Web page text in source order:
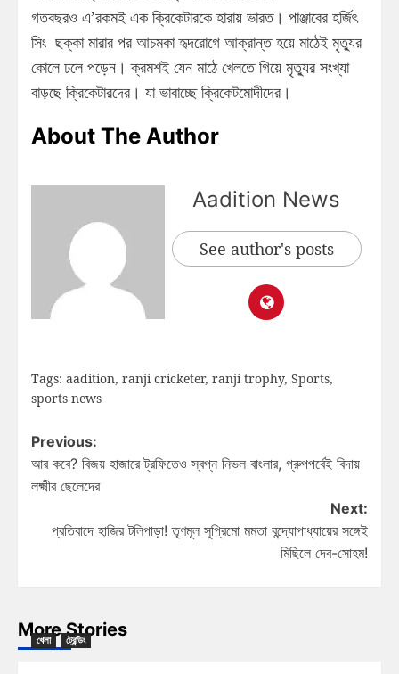
গতবছরও এ’রকমই এক ক্রিকেটারকে হারায় ভারত। পাঞ্জাবের হর্জিৎ
সিং ছক্কা মারার পর আচমকা হৃদরোগে আক্রান্ত হয়ে মাঠেই মৃত্যুর
কোলে ঢলে পড়েন। ক্রমশই যেন মাঠে খেলতে গিয়ে মৃত্যুর সংখ্যা
বাড়ছে ক্রিকেটারদের। যা ভাবাচ্ছে ক্রিকেটমোদীদের।
About The Author
Aadition News
See author's posts
Tags: aadition, ranji cricketer, ranji trophy, Sports,
sports news
Previous:
আর কবে? বিজয় হাজারে ট্রফিতেও স্বপ্ন নিভল বাংলার, গ্রুপপর্বেই বিদায়
লক্ষ্মীর ছেলেদের
Next:
প্রতিবাদে হাজির টলিপাড়া! তৃণমূল সুপ্রিমো মমতা বন্দ্যোপাধ্যায়ের সঙ্গেই
মিছিলে দেব-সোহম!
More Stories
খেলা ট্রেন্ডিং